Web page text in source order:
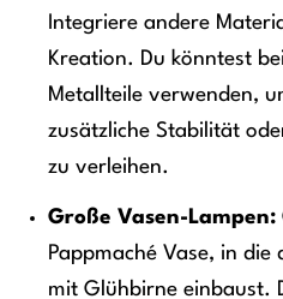
Integriere andere
Kreation. Du könntest
Metallteile verwenden,
zusätzliche Stabilität
zu verleihen.
Große Vasen-Lampen:
Pappmaché Vase, in die
mit Glühbirne einbaust.